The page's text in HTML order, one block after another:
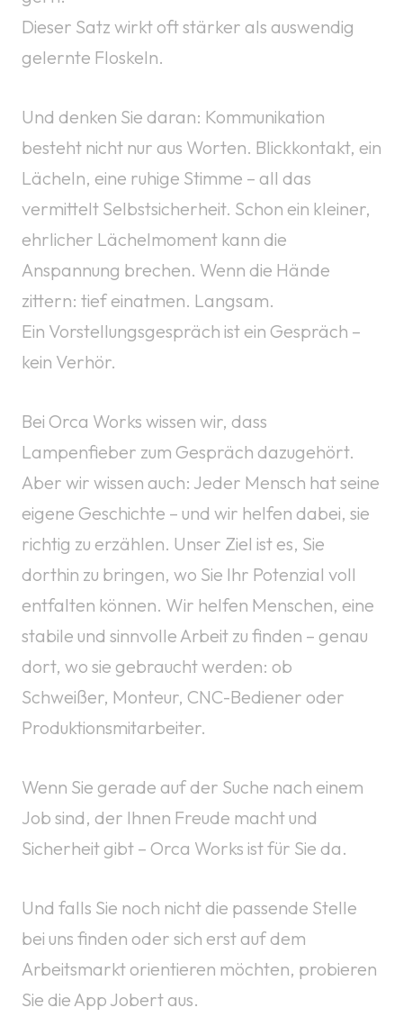
Dieser Satz wirkt oft stärker als auswendig
gelernte Floskeln.
Und denken Sie daran: Kommunikation
besteht nicht nur aus Worten. Blickkontakt, ein
Lächeln, eine ruhige Stimme – all das
vermittelt Selbstsicherheit. Schon ein kleiner,
ehrlicher Lächelmoment kann die
Anspannung brechen. Wenn die Hände
zittern: tief einatmen. Langsam.
Ein Vorstellungsgespräch ist ein Gespräch –
kein Verhör.
Bei Orca Works wissen wir, dass
Lampenfieber zum Gespräch dazugehört.
Aber wir wissen auch: Jeder Mensch hat seine
eigene Geschichte – und wir helfen dabei, sie
richtig zu erzählen. Unser Ziel ist es, Sie
dorthin zu bringen, wo Sie Ihr Potenzial voll
entfalten können. Wir helfen Menschen, eine
stabile und sinnvolle Arbeit zu finden – genau
dort, wo sie gebraucht werden: ob
Schweißer, Monteur, CNC-Bediener oder
Produktionsmitarbeiter.
Wenn Sie gerade auf der Suche nach einem
Job sind, der Ihnen Freude macht und
Sicherheit gibt – Orca Works ist für Sie da.
Und falls Sie noch nicht die passende Stelle
bei uns finden oder sich erst auf dem
Arbeitsmarkt orientieren möchten, probieren
Sie die App Jobert aus.